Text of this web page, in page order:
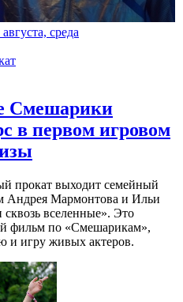
августа, среда
Смешарики
в первом игровом
прокат выходит семейный
Андрея Мармонтова и Ильи
вселенные». Это
фильм по «Смешарикам»,
и игру живых актеров.